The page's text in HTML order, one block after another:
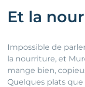
Et la
Impossible de
la nourriture, et
mange bien,
Quelques plats